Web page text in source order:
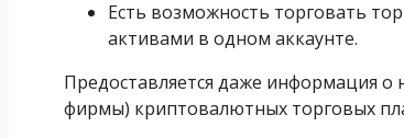
Есть возможность торговать
активами в одном аккаунте.
Предоставляется даже информация
фирмы) криптовалютных торговых